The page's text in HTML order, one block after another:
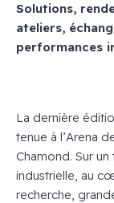
Solutions,
ateliers,
performances
La dernière
tenue à l’Arena
Chamond. Sur
industrielle, au
recherche,